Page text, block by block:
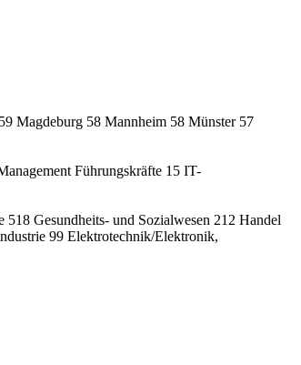
59 Magdeburg 58 Mannheim 58 Münster 57
Führungskräfte 15 IT-
518 Gesundheits- und Sozialwesen 212 Handel
99 Elektrotechnik/Elektronik,